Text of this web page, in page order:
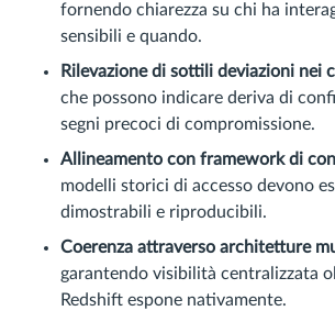
fornendo chiarezza su chi ha
sensibili e quando.
Rilevazione di sottili deviazioni nei
che possono indicare deriva di
segni precoci di compromissione.
Allineamento con framework di
modelli storici di accesso devono
dimostrabili e riproducibili.
Coerenza attraverso architetture
garantendo visibilità centralizzata
Redshift espone nativamente.